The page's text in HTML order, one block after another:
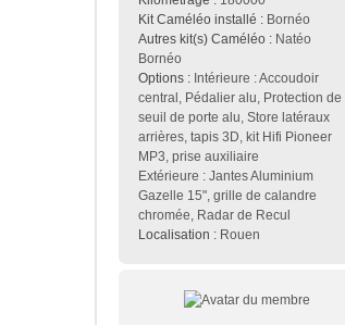
Kit Caméléo installé : Bornéo
Autres kit(s) Caméléo : Natéo
Bornéo
Options : Intérieure : Accoudoir
central, Pédalier alu, Protection de
seuil de porte alu, Store latéraux
arrières, tapis 3D, kit Hifi Pioneer
MP3, prise auxiliaire
Extérieure : Jantes Aluminium
Gazelle 15", grille de calandre
chromée, Radar de Recul
Localisation : Rouen